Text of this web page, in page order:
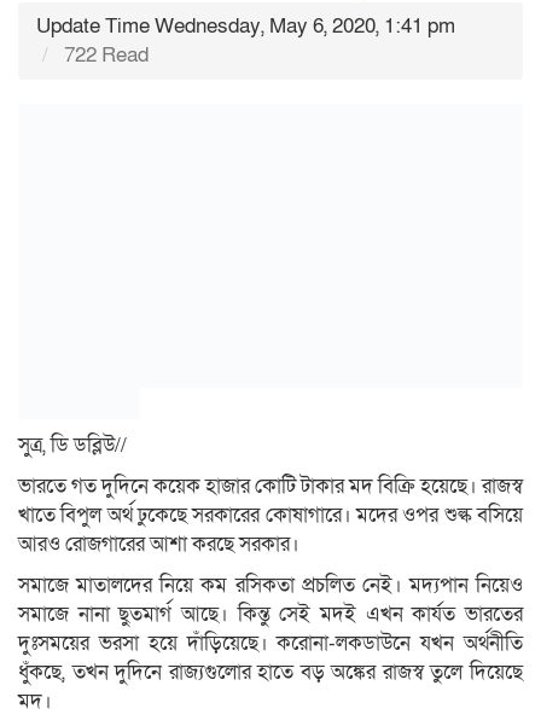
Update Time Wednesday, May 6, 2020, 1:41 pm
722 Read
সুত্র, ডি ডব্লিউ//
ভারতে গত দুদিনে কয়েক হাজার কোটি টাকার মদ বিক্রি হয়েছে। রাজস্ব
খাতে বিপুল অর্থ ঢুকেছে সরকারের কোষাগারে। মদের ওপর শুল্ক বসিয়ে
আরও রোজগারের আশা করছে সরকার।
সমাজে মাতালদের নিয়ে কম রসিকতা প্রচলিত নেই। মদ্যপান নিয়েও
সমাজে নানা ছুতমার্গ আছে। কিন্তু সেই মদই এখন কার্যত ভারতের
দুঃসময়ের ভরসা হয়ে দাঁড়িয়েছে। করোনা-লকডাউনে যখন অর্থনীতি
ধুঁকছে, তখন দুদিনে রাজ্যগুলোর হাতে বড় অঙ্কের রাজস্ব তুলে দিয়েছে
মদ।